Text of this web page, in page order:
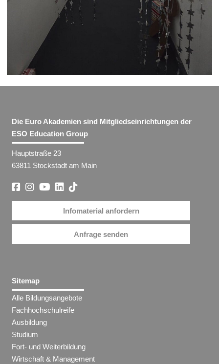
Die Euro Akademien sind Mitgliedseinrichtungen der
ESO Education Group
Hauptstraße 23
63811 Stockstadt am Main
Infomaterial anfordern
Anfrage senden
Sitemap
Alle Bildungsangebote
Fachhochschulreife
Ausbildung
Studium
Fort- und Weiterbildung
Wirtschaft & Management